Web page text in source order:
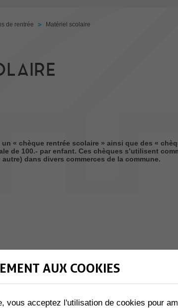
de rentrée > Matériel scolaire
« chèque rentrée scolaire » ainsi que des «
de 100.- par enfant. Ces chèques s’utilisent
dans divers commerces de la commune.
AUX COOKIES
vous acceptez l'utilisation de cookies pour